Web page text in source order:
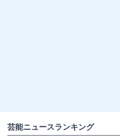
芸能ニュースランキング